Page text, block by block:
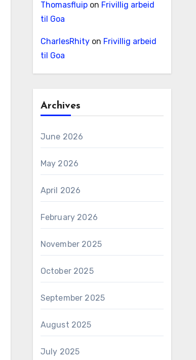
Thomasfluipon Frivillig arbeid
til Goa
CharlesRhityon Frivillig arbeid
til Goa
Archives
June 2026
May 2026
April 2026
February 2026
November 2025
October 2025
September 2025
August 2025
July 2025